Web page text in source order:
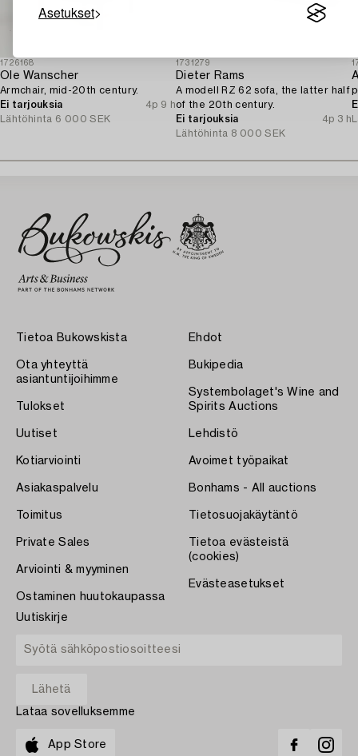
Asetukset
1726168
Ole Wanscher
Armchair, mid-20th century.
Ei tarjouksia
4p 9 h
Lähtöhinta 6 000 SEK
1731279
Dieter Rams
A modell RZ 62 sofa, the latter half
of the 20th century.
Ei tarjouksia
4p 3 h
Lähtöhinta 8 000 SEK
Tietoa Bukowskista
Ota yhteyttä
asiantuntijoihimme
Tulokset
Uutiset
Kotiarviointi
Asiakaspalvelu
Toimitus
Private Sales
Arviointi & myyminen
Ostaminen huutokaupassa
Ehdot
Bukipedia
Systembolaget's Wine and
Spirits Auctions
Lehdistö
Avoimet työpaikat
Bonhams - All auctions
Tietosuojakäytäntö
Tietoa evästeistä
(cookies)
Evästeasetukset
Uutiskirje
Lataa sovelluksemme
App Store